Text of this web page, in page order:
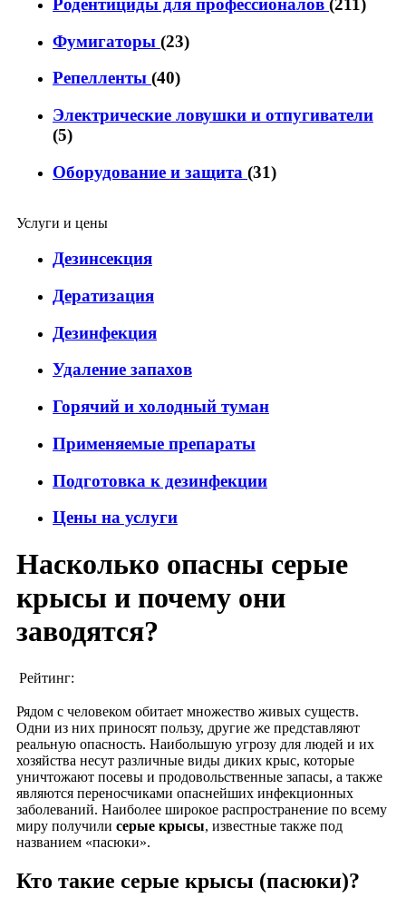
Родентициды для профессионалов (211)
Фумигаторы (23)
Репелленты (40)
Электрические ловушки и отпугиватели
(5)
Оборудование и защита (31)
Услуги и цены
Дезинсекция
Дератизация
Дезинфекция
Удаление запахов
Горячий и холодный туман
Применяемые препараты
Подготовка к дезинфекции
Цены на услуги
Насколько опасны серые
крысы и почему они
заводятся?
Рейтинг:
Рядом с человеком обитает множество живых существ.
Одни из них приносят пользу, другие же представляют
реальную опасность. Наибольшую угрозу для людей и их
хозяйства несут различные виды диких крыс, которые
уничтожают посевы и продовольственные запасы, а также
являются переносчиками опаснейших инфекционных
заболеваний. Наиболее широкое распространение по всему
миру получили серые крысы, известные также под
названием «пасюки».
Кто такие серые крысы (пасюки)?